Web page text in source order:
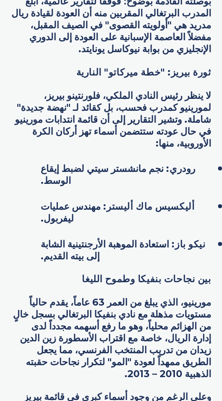
المدرب البرتغالي المقربين منه أن العودة لقيادة ريال
مدريد هي "أولويته القصوى" في الصيف المقبل،
مفضلاً العاصمة الإسبانية على العودة إلى الدوري
الإنجليزي من بوابة نيوكاسل يونايتد.
ثورة بيريز: "خطة ميركاتو" النارية
لا ينظر رئيس النادي الملكي، فلورنتينو بيريز،
لمورينيو كمدرب فحسب، بل كقائد لـ "نهضة جديدة"
شاملة. وتشير التقارير إلى أن قائمة انتدابات مورينيو
في حال عودته ستتضمن أسماء تهز أركان الكرة
الأوروبية، منها:
رودري: نجم مانشستر سيتي لضبط إيقاع
الوسط.
أليكسيس ماك أليستر: مهندس عمليات
ليفربول.
نيكو باز: استعادة الموهبة الأرجنتينية الشابة
إلى بيته القديم.
بين نجاحات بنفيكا وطموح الليغا
مورينيو، الذي يبلغ من العمر 63 عاماً، يقدم حالياً
مستويات مذهلة مع نادي بنفيكا البرتغالي بسجل خالٍ
من الهزائم محلياً، وهو ما رفع أسهمه مجدداً لدى
إدارة الريال، خاصة مع اقتراب الأسطورة زين الدين
زيدان من تدريب المنتخب الفرنسي، مما يجعل
الطريق ممهداً لعودة "المو" لتكرار نجاحات حقبته
الذهبية 2010 – 2013.
وعلى الرغم من وجود أسماء كبرى في قائمة بيريز